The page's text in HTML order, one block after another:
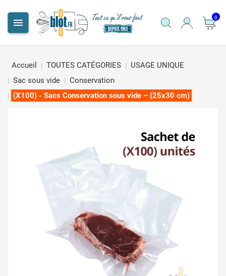
 0
Accueil TOUTES CATÉGORIES
USAGE UNIQUE
Sac sous vide
Conservation
(X100) - Sacs Conservation sous vide – (25x30 cm)